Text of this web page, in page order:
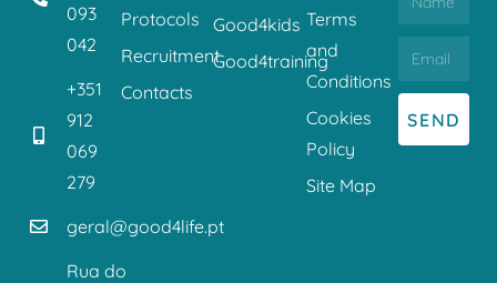
093
042
+351
912
069
279
geral@good4life.pt
Rua do
Protocols
Recruitment
Contacts
Good4kids
Good4training
Terms
and
Conditions
Cookies
Policy
Site Map
SEND